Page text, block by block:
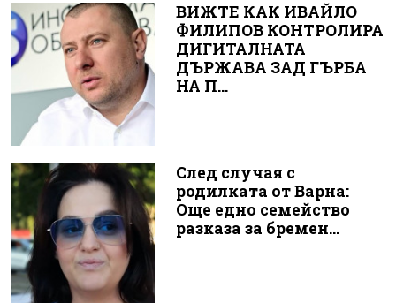
ВИЖТЕ КАК ИВАЙЛО
ФИЛИПОВ КОНТРОЛИРА
ДИГИТАЛНАТА
ДЪРЖАВА ЗАД ГЪРБА
НА П...
След случая с
родилката от Варна:
Още едно семейство
разказа за бремен...